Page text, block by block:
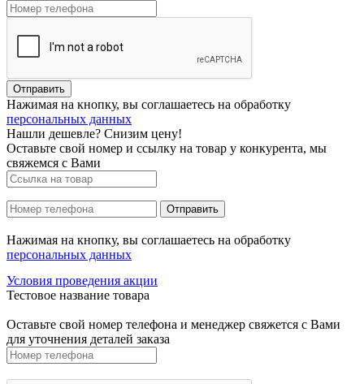
Нажимая на кнопку, вы соглашаетесь на обработку
персональных данных
Нашли дешевле? Снизим цену!
Оставьте свой номер и ссылку на товар у конкурента, мы
свяжемся с Вами
Нажимая на кнопку, вы соглашаетесь на обработку
персональных данных
Условия проведения акции
Тестовое название товара
Оставьте свой номер телефона и менеджер свяжется с Вами
для уточнения деталей заказа